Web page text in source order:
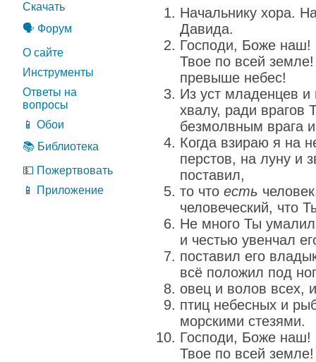
Скачать
🗣️ Форум
О сайте
Инструменты
Ответы на
вопросы
📱 Обои
📚 Библиотека
💵 Пожертвовать
📱 Приложение
Начальнику хора.
Давида.
Господи, Боже наш!
Твое по всей
превыше небес!
Из уст младенцев и
хвалу, ради врагов
безмолвным врага
Когда взираю я на
перстов, на луну и
поставил,
то что есть
человеческий, что
Не много Ты
и честью увенчал
поставил его
всё положил под
овец и волов всех,
птиц небесных и
морскими стезями.
Господи, Боже наш!
Твое по всей земле!